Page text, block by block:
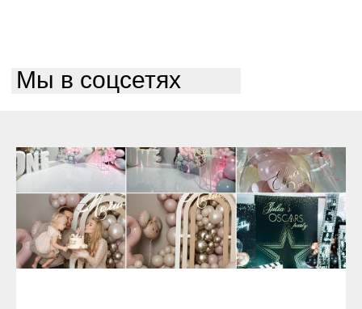
Мы в соцсетях